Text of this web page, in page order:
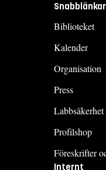
Snabblänkar
Biblioteket
Kalender
Organisation
Press
Labbsäkerhet
Profilshop
Föreskrifter
Internt